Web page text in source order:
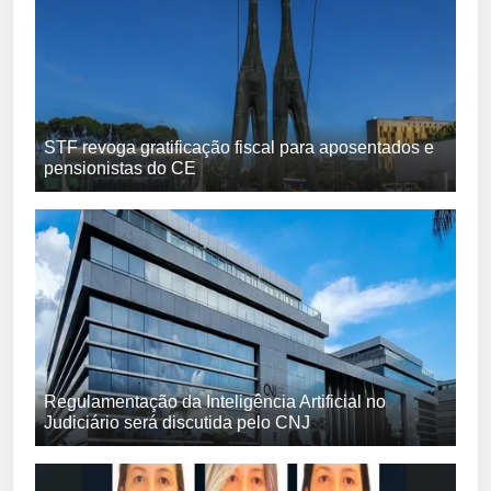
STF revoga gratificação fiscal para aposentados e
pensionistas do CE
Regulamentação da Inteligência Artificial no
Judiciário será discutida pelo CNJ